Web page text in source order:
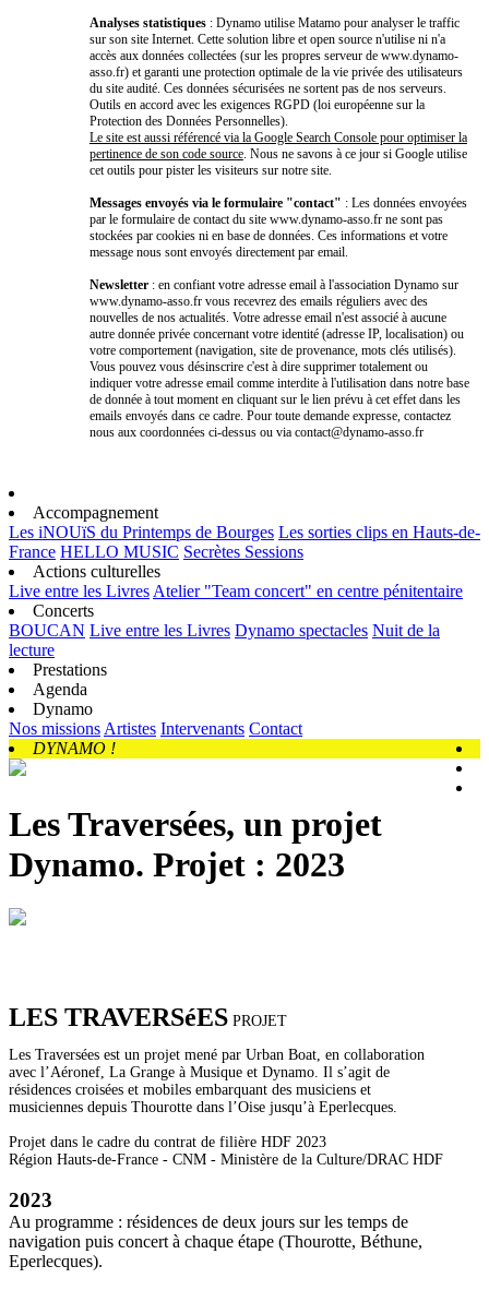
Analyses statistiques : Dynamo utilise Matamo pour analyser le traffic
sur son site Internet. Cette solution libre et open source n'utilise ni n'a
accès aux données collectées (sur les propres serveur de www.dynamo-
asso.fr) et garanti une protection optimale de la vie privée des utilisateurs
du site audité. Ces données sécurisées ne sortent pas de nos serveurs.
Outils en accord avec les exigences RGPD (loi européenne sur la
Protection des Données Personnelles).
Le site est aussi référencé via la Google Search Console pour optimiser la
pertinence de son code source. Nous ne savons à ce jour si Google utilise
cet outils pour pister les visiteurs sur notre site.
Messages envoyés via le formulaire "contact" : Les données envoyées
par le formulaire de contact du site www.dynamo-asso.fr ne sont pas
stockées par cookies ni en base de données. Ces informations et votre
message nous sont envoyés directement par email.
Newsletter : en confiant votre adresse email à l'association Dynamo sur
www.dynamo-asso.fr vous recevrez des emails réguliers avec des
nouvelles de nos actualités. Votre adresse email n'est associé à aucune
autre donnée privée concernant votre identité (adresse IP, localisation) ou
votre comportement (navigation, site de provenance, mots clés utilisés).
Vous pouvez vous désinscrire c'est à dire supprimer totalement ou
indiquer votre adresse email comme interdite à l'utilisation dans notre base
de donnée à tout moment en cliquant sur le lien prévu à cet effet dans les
emails envoyés dans ce cadre. Pour toute demande expresse, contactez
nous aux coordonnées ci-dessus ou via contact@dynamo-asso.fr
Accompagnement
Les iNOUïS du Printemps de Bourges Les sorties clips en Hauts-de-
France HELLO MUSIC Secrètes Sessions
Actions culturelles
Live entre les Livres Atelier "Team concert" en centre pénitentaire
Concerts
BOUCAN Live entre les Livres Dynamo spectacles Nuit de la
lecture
Prestations
Agenda
Dynamo
Nos missions Artistes Intervenants Contact
DYNAMO !
Les Traversées, un projet
Dynamo. Projet : 2023
LES TRAVERSéES PROJET
Les Traversées est un projet mené par Urban Boat, en collaboration
avec l’Aéronef, La Grange à Musique et Dynamo. Il s’agit de
résidences croisées et mobiles embarquant des musiciens et
musiciennes depuis Thourotte dans l’Oise jusqu’à Eperlecques.
Projet dans le cadre du contrat de filière HDF 2023
Région Hauts-de-France - CNM - Ministère de la Culture/DRAC HDF
2023
Au programme : résidences de deux jours sur les temps de
navigation puis concert à chaque étape (Thourotte, Béthune,
Eperlecques).